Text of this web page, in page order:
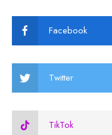
Facebook
Twitter
TikTok